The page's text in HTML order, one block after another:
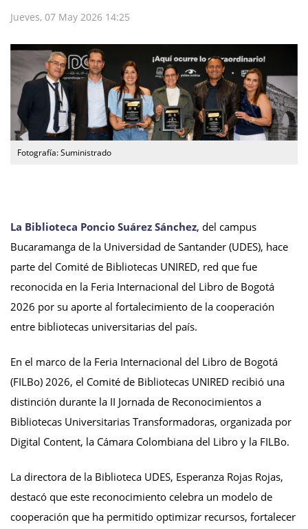
Jueves, 07 May 2026 14:25
Fotografía: Suministrado
La Biblioteca Poncio Suárez Sánchez, del campus
Bucaramanga de la Universidad de Santander (UDES), hace
parte del Comité de Bibliotecas UNIRED, red que fue
reconocida en la Feria Internacional del Libro de Bogotá
2026 por su aporte al fortalecimiento de la cooperación
entre bibliotecas universitarias del país.
En el marco de la Feria Internacional del Libro de Bogotá
(FILBo) 2026, el Comité de Bibliotecas UNIRED recibió una
distinción durante la II Jornada de Reconocimientos a
Bibliotecas Universitarias Transformadoras, organizada por
Digital Content, la Cámara Colombiana del Libro y la FILBo.
La directora de la Biblioteca UDES, Esperanza Rojas Rojas,
destacó que este reconocimiento celebra un modelo de
cooperación que ha permitido optimizar recursos, fortalecer